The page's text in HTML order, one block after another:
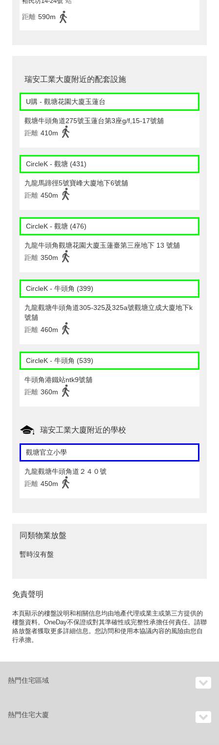
距離 590m
瑞安工業大廈附近的配套設施
U購 - 觀塘花園大廈玉蓮台
觀塘牛頭角道275號玉蓮台第3座g/f,15-17號舖
距離 410m
CircleK - 觀塘 (431)
九龍馬蹄徑5號寶峰大廈地下6號舖
距離 450m
CircleK - 觀塘 (476)
九龍牛頭角觀塘花園大廈玉蓮臺第三座地下 13 號舖
距離 350m
CircleK - 牛頭角 (399)
九龍觀塘牛頭角道305-325及325a號觀塘立成大廈地下k
號舖
距離 460m
CircleK - 牛頭角 (539)
牛頭角港鐵站ntk9號舖
距離 360m
瑞安工業大廈附近的學校
觀塘官立小學
九龍觀塘牛頭角道２４０號
距離 450m
同類物業放盤
暫時沒有盤
免責聲明
本頁顯示的樓盤說明和相關信息均由地產代理或業主或第三方提供的
樓盤資料。OneDay不保證或對其準確性或完整性承擔任何責任。請聯
絡放盤者獲取更多詳細信息。您訪問和使用本協議內容的風險由您自
行承擔。
熱門住宅區域
熱門住宅大廈